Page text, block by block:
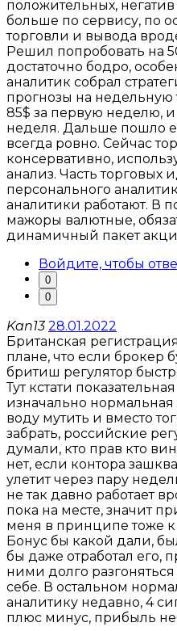
положительных,
больше по сервису, по
торговли и вывода
Решил попробовать на
достаточно бодро,
аналитик собрал
прогнозы на недельную
85$ за первую неделю, и
неделя. Дальше пошло
всегда ровно. Сейчас
консервативно,
анализ. Часть торговых
персонального
аналитики работают. В
мажоры валютные,
динамичный пакет
Войдите, чтобы
0
0
Kan13 28.01.2022
Британская
плане, что если брокер
бритиш регулятор
Тут кстати
изначально нормальная
воду мутить и вместо
забрать, российские
думали, кто прав кто
нет, если контора
улетит через пару
не так давно работает
пока на месте, значит
меня в принципе тоже к
Бонус бы какой дали,
бы даже отработал его,
ними долго
себе. В остальном
аналитику недавно, 4
плюс минус, прибыль